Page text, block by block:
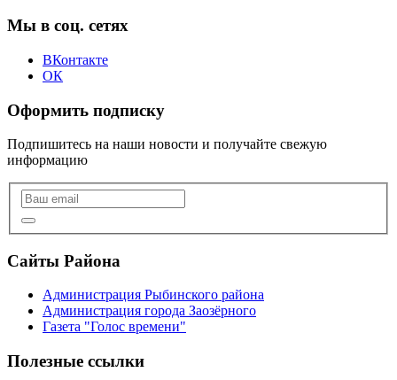
Мы в соц. сетях
ВКонтакте
ОК
Оформить подписку
Подпишитесь на наши новости и получайте свежую
информацию
Сайты Района
Администрация Рыбинского района
Администрация города Заозёрного
Газета "Голос времени"
Полезные ссылки